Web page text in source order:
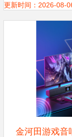
更新时间：2026-08-
金河田游戏音